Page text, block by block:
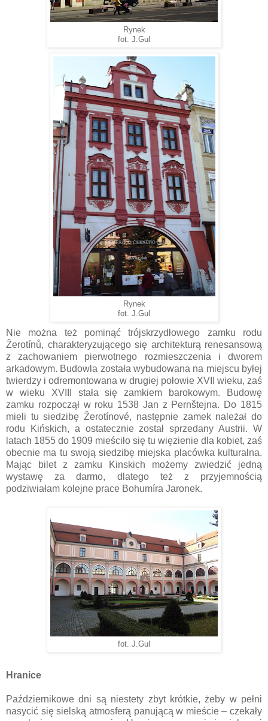
Rynek
fot. J.Gul
Rynek
fot. J.Gul
Nie można też pominąć trójskrzydłowego zamku rodu
Žerotínů, charakteryzującego się architekturą renesansową
z zachowaniem pierwotnego rozmieszczenia i dworem
arkadowym. Budowla została wybudowana na miejscu byłej
twierdzy i odremontowana w drugiej połowie XVII wieku, zaś
w wieku XVIII stała się zamkiem barokowym. Budowę
zamku rozpoczął w roku 1538 Jan z Pernštejna. Do 1815
mieli tu siedzibę Žerotínové, następnie zamek należał do
rodu Kińskich, a ostatecznie został sprzedany Austrii. W
latach 1855 do 1909 mieściło się tu więzienie dla kobiet, zaś
obecnie ma tu swoją siedzibę miejska placówka kulturalna.
Mając bilet z zamku Kinskich możemy zwiedzić jedną
wystawę za darmo, dlatego też z przyjemnością
podziwiałam kolejne prace Bohumíra Jaronek.
fot. J.Gul
Hranice
Październikowe dni są niestety zbyt krótkie, żeby w pełni
nasycić się sielską atmosferą panującą w mieście – czekały